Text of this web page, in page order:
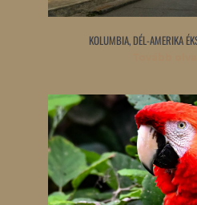
KOLUMBIA, DÉL-AMERIKA